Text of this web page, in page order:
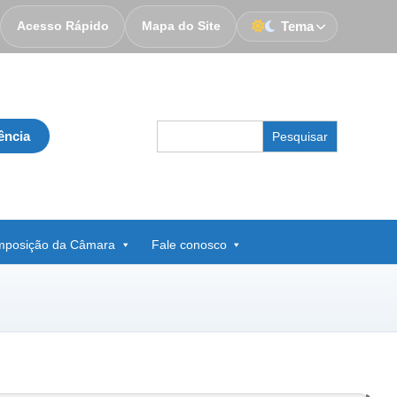
Acesso Rápido Mapa do Site Tema
for:
da Câmara Fale conosco